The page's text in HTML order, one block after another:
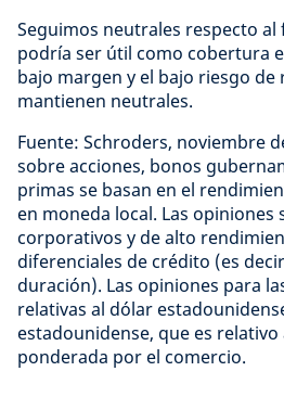
Seguimos neutrales respecto
podría ser útil como cobertura
bajo margen y el bajo riesgo de
mantienen neutrales.
Fuente: Schroders, noviembre
sobre acciones, bonos
primas se basan en el
en moneda local. Las opiniones
corporativos y de alto
diferenciales de crédito (es
duración). Las opiniones para
relativas al dólar
estadounidense, que es relativo
ponderada por el comercio.